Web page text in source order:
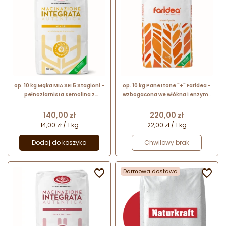
op. 10 kg Mąka MIA SEI 5 Stagioni -
pełnoziarnista semolina z
wytrawnych wypieków na
zakwasie
Cena
140,00 zł
14,00 zł / 1 kg
Dodaj do koszyka
op. 10 kg Panettone "+" Faridea -
wzbogacona we włókna i enzymy
wypieków na zakwasie
Cena
220,00 zł
22,00 zł / 1 kg
Chwilowy brak
 Darmowa dostawa 